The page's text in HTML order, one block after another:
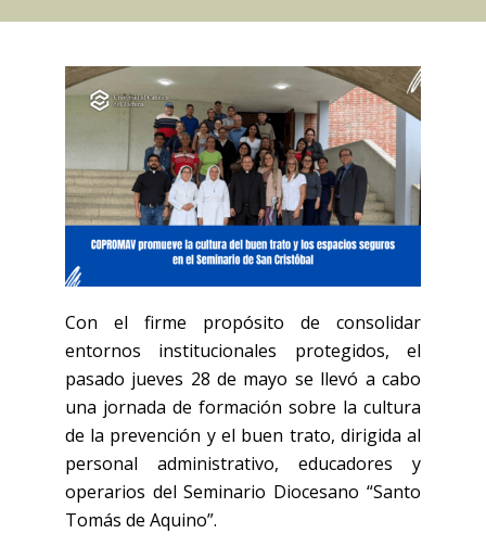
Con el firme propósito de consolidar
entornos institucionales protegidos, el
pasado jueves 28 de mayo se llevó a cabo
una jornada de formación sobre la cultura
de la prevención y el buen trato, dirigida al
personal administrativo, educadores y
operarios del Seminario Diocesano “Santo
Tomás de Aquino”.